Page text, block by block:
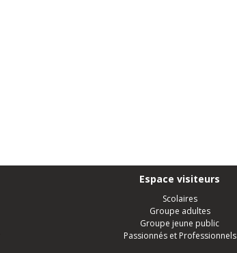
Espace visiteurs
Scolaires
Groupe adultes
Groupe jeune public
Passionnés et Professionnels